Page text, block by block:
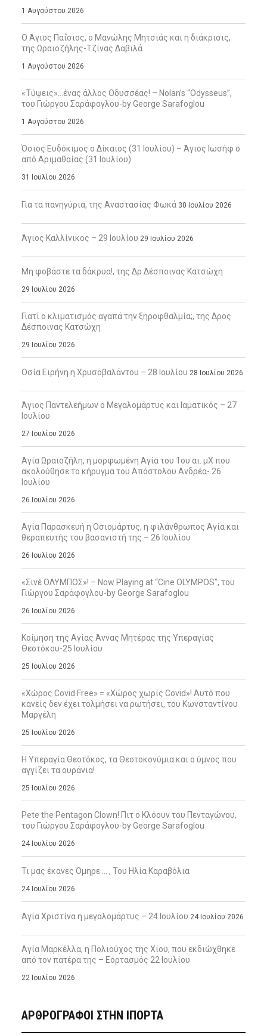
1 Αυγούστου 2026
Ο Άγιος Παΐσιος, ο Μανώλης Μητσιάς και η διάκρισις,
της Ωραιοζήλης-Τζίνας Δαβιλά
1 Αυγούστου 2026
«Τύψεις»…ένας άλλος Οδυσσέας! – Nolan’s “Odysseus”,
του Γιώργου Σαράφογλου-by George Sarafoglou
1 Αυγούστου 2026
Όσιος Ευδόκιμος ο Δίκαιος (31 Ιουλίου) – Άγιος Ιωσήφ ο
από Αριμαθαίας (31 Ιουλίου)
31 Ιουλίου 2026
Για τα πανηγύρια, της Αναστασίας Φωκά 30 Ιουλίου 2026
Άγιος Καλλίνικος – 29 Ιουλίου 29 Ιουλίου 2026
Μη φοβάστε τα δάκρυα!, της Δρ Δέσποινας Κατσώχη
29 Ιουλίου 2026
Γιατί ο κλιματισμός αγαπά την ξηροφθαλμία;, της Δρος
Δέσποινας Κατσώχη
29 Ιουλίου 2026
Οσία Ειρήνη η Χρυσοβαλάντου – 28 Ιουλίου 28 Ιουλίου 2026
Άγιος Παντελεήμων ο Μεγαλομάρτυς και Ιαματικός – 27
Ιουλίου
27 Ιουλίου 2026
Αγία Ωραιοζήλη, η μορφωμένη Αγία του 1ου αι. μΧ που
ακολούθησε το κήρυγμα του Απόστολου Ανδρέα- 26
Ιουλίου
26 Ιουλίου 2026
Αγία Παρασκευή η Οσιομάρτυς, η φιλάνθρωπος Αγία και
θεραπευτής του βασανιστή της – 26 Ιουλίου
26 Ιουλίου 2026
«Σινέ ΟΛΥΜΠΟΣ»! – Now Playing at “Cine OLYMPOS”, του
Γιώργου Σαράφογλου-by George Sarafoglou
26 Ιουλίου 2026
Κοίμηση της Αγίας Άννας Μητέρας της Υπεραγίας
Θεοτόκου-25 Ιουλίου
25 Ιουλίου 2026
«Χώρος Covid Free» = «Χώρος χωρίς Covid»! Αυτό που
κανείς δεν έχει τολμήσει να ρωτήσει, του Κωνσταντίνου
Μαργέλη
25 Ιουλίου 2026
Η Υπεραγία Θεοτόκος, τα Θεοτοκονύμια και ο ύμνος που
αγγίζει τα ουράνια!
25 Ιουλίου 2026
Pete the Pentagon Clown! Πιτ ο Κλόουν του Πενταγώνου,
του Γιώργου Σαράφογλου-by George Sarafoglou
24 Ιουλίου 2026
Τι μας έκανες Όμηρε … , Του Ηλία Καραβόλια
24 Ιουλίου 2026
Αγία Χριστίνα η μεγαλομάρτυς – 24 Ιουλίου 24 Ιουλίου 2026
Αγία Μαρκέλλα, η Πολιούχος της Χίου, που εκδιώχθηκε
από τον πατέρα της – Εορτασμός 22 Ιουλίου
22 Ιουλίου 2026
ΑΡΘΡΟΓΡΑΦΟΙ ΣΤΗΝ IΠΟΡΤΑ